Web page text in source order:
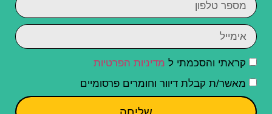
קראתי והסכמתי ל מדיניות הפרטיות
מאשר/ת קבלת דיוור וחומרים פרסומיים